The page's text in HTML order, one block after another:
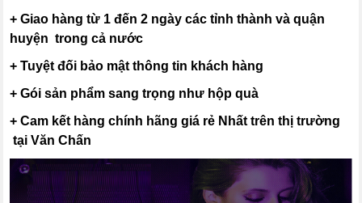
+ Giao hàng từ 1 đến 2 ngày các tỉnh thành và quận
huyện trong cả nước
+ Tuyệt đối bảo mật thông tin khách hàng
+ Gói sản phẩm sang trọng như hộp quà
+ Cam kết hàng chính hãng giá rẻ Nhất trên thị trường
tại Văn Chấn